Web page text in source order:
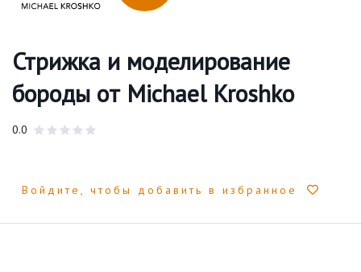
Стрижка и моделирование
бороды от Michael Kroshko
0.0
Войдите, чтобы добавить в избранное